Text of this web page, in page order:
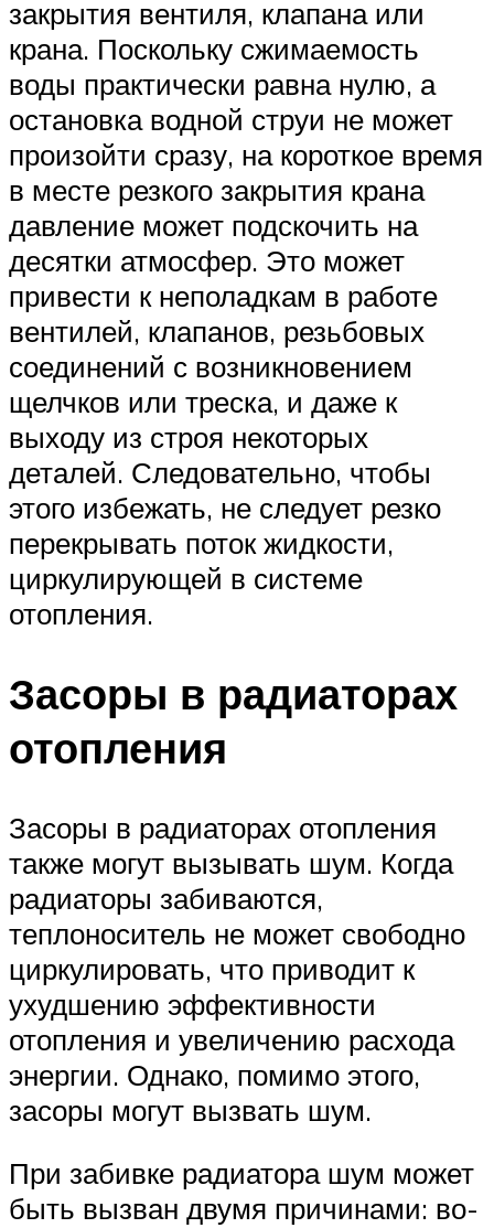
закрытия вентиля, клапана или
крана. Поскольку сжимаемость
воды практически равна нулю, а
остановка водной струи не может
произойти сразу, на короткое время
в месте резкого закрытия крана
давление может подскочить на
десятки атмосфер. Это может
привести к неполадкам в работе
вентилей, клапанов, резьбовых
соединений с возникновением
щелчков или треска, и даже к
выходу из строя некоторых
деталей. Следовательно, чтобы
этого избежать, не следует резко
перекрывать поток жидкости,
циркулирующей в системе
отопления.
Засоры в радиаторах
отопления
Засоры в радиаторах отопления
также могут вызывать шум. Когда
радиаторы забиваются,
теплоноситель не может свободно
циркулировать, что приводит к
ухудшению эффективности
отопления и увеличению расхода
энергии. Однако, помимо этого,
засоры могут вызвать шум.
При забивке радиатора шум может
быть вызван двумя причинами: во-